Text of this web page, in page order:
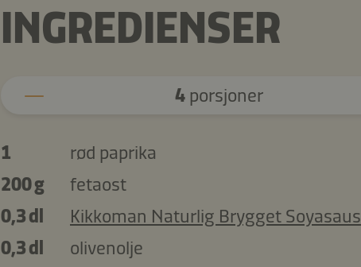
INGREDIENSER
4 porsjoner
1
rød paprika
200 g
fetaost
0,3 dl
Kikkoman Naturlig Brygget Soyasaus
0,3 dl
olivenolje